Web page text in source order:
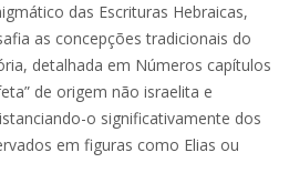
das Escrituras Hebraicas,
as concepções tradicionais do
detalhada em Números capítulos
de origem não israelita e
o significativamente dos
em figuras como Elias ou